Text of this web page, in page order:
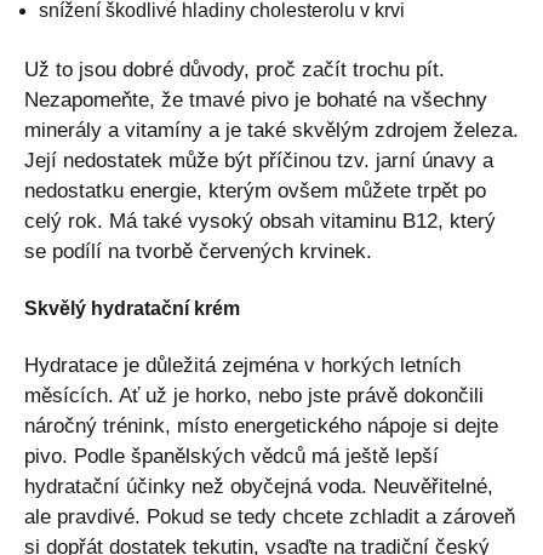
snížení škodlivé hladiny cholesterolu v krvi
Už to jsou dobré důvody, proč začít trochu pít.
Nezapomeňte, že tmavé pivo je bohaté na všechny
minerály a vitamíny a je také skvělým zdrojem železa.
Její nedostatek může být příčinou tzv. jarní únavy a
nedostatku energie, kterým ovšem můžete trpět po
celý rok. Má také vysoký obsah vitaminu B12, který
se podílí na tvorbě červených krvinek.
Skvělý hydratační krém
Hydratace je důležitá zejména v horkých letních
měsících. Ať už je horko, nebo jste právě dokončili
náročný trénink, místo energetického nápoje si dejte
pivo. Podle španělských vědců má ještě lepší
hydratační účinky než obyčejná voda. Neuvěřitelné,
ale pravdivé. Pokud se tedy chcete zchladit a zároveň
si dopřát dostatek tekutin, vsaďte na tradiční český